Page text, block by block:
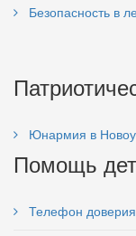
Безопасность в
Юнармия в
Помощь
Телефон доверия